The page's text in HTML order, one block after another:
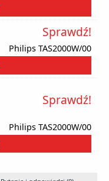
Philips TAS2000W/00
Sprawdź!
Philips TAS2000W/00
Sprawdź!